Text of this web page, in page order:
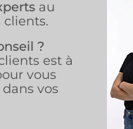
au
clients.
?
est à
vous
vos